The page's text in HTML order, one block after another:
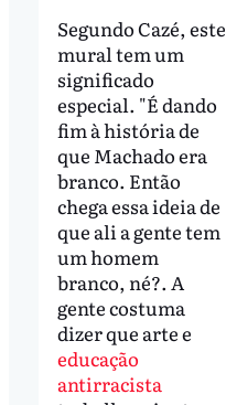
Segundo Cazé, este
mural tem um
significado
especial. "É dando
fim à história de
que Machado era
branco. Então
chega essa ideia de
que ali a gente tem
um homem
branco, né?. A
gente costuma
dizer que arte e
educação
antirracista